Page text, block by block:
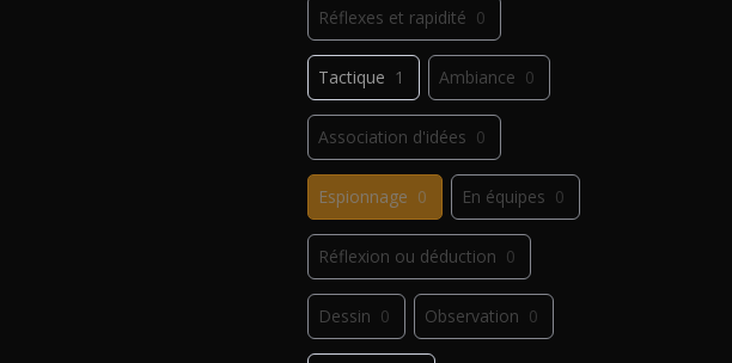
Réflexes et rapidité 0
Tactique 1 Ambiance 0
Association d'idées 0
Espionnage 0 En équipes 0
Réflexion ou déduction 0
Dessin 0 Observation 0